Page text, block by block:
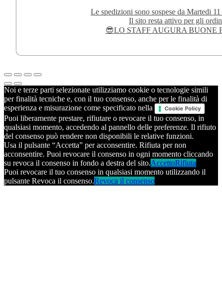
Le spedizioni sono sospese da Martedi
Il sito resta attivo per gli
😎LO STAFF AUGURA BUONE
Noi e terze parti selezionate utilizziamo cookie o tecnologie simili
per finalità tecniche e, con il tuo consenso, anche per le finalità di
esperienza e misurazione come specificato nella
Cookie Policy
Puoi liberamente prestare, rifiutare o revocare il tuo consenso, in
qualsiasi momento, accedendo al pannello delle preferenze. Il rifiuto
del consenso può rendere non disponibili le relative funzioni.
Usa il pulsante “Accetta” per acconsentire. Rifiuta per non
acconsentire. Puoi revocare il consenso in ogni momento cliccando
su revoca il consenso in fondo a destra del sito.AccettoRifiuta
Puoi revocare il tuo consenso in qualsiasi momento utilizzando il
pulsante Revoca il consenso.Revoca il consenso